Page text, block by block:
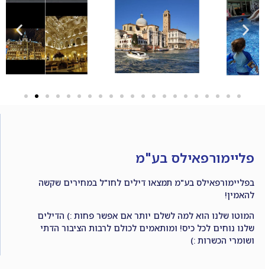
פליימורפאילס בע"מ
בפליימורפאילס בע"מ תמצאו דילים לחו"ל במחירים שקשה
להאמין!
המוטו שלנו הוא למה לשלם יותר אם אפשר פחות :) הדילים
שלנו נוחים לכל כיס! ומותאמים לכולם לרבות הציבור הדתי
ושומרי הכשרות :)